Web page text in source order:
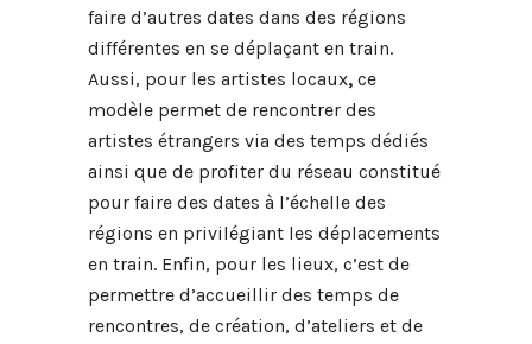
faire d’autres dates dans des régions
différentes en se déplaçant en train.
Aussi, pour les artistes locaux, ce
modèle permet de rencontrer des
artistes étrangers via des temps dédiés
ainsi que de profiter du réseau constitué
pour faire des dates à l’échelle des
régions en privilégiant les déplacements
en train. Enfin, pour les lieux, c’est de
permettre d’accueillir des temps de
rencontres, de création, d’ateliers et de